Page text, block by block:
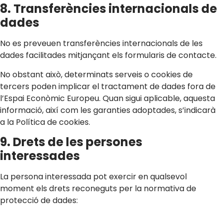
8. Transferències internacionals de
dades
No es preveuen transferències internacionals de les
dades facilitades mitjançant els formularis de contacte.
No obstant això, determinats serveis o cookies de
tercers poden implicar el tractament de dades fora de
l’Espai Econòmic Europeu. Quan sigui aplicable, aquesta
informació, així com les garanties adoptades, s’indicarà
a la Política de cookies.
9. Drets de les persones
interessades
La persona interessada pot exercir en qualsevol
moment els drets reconeguts per la normativa de
protecció de dades: